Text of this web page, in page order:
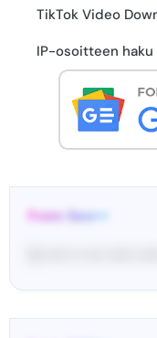
TikTok Video
IP-osoitteen haku
From: Goo•••
G-••••• •• •••• ••••••